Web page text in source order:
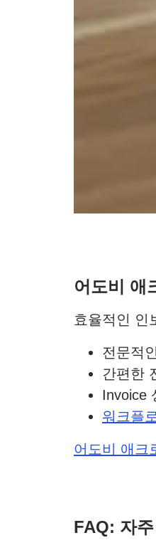
어도비 애
효율적인 인
전문적
간편한
Invoice
워크플
어도비 애크
FAQ: 자